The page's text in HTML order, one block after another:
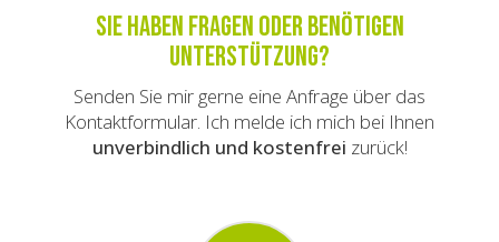
Sie haben Fragen oder benötigen
Unterstützung?
Senden Sie mir gerne eine Anfrage über das
Kontaktformular. Ich melde ich mich bei Ihnen
unverbindlich und kostenfrei zurück!